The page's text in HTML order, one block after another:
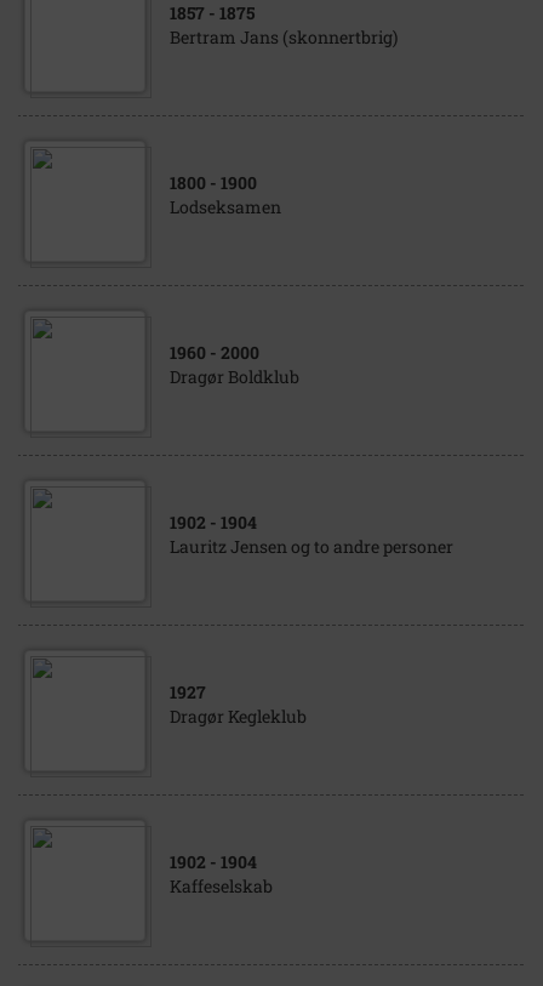
1857 - 1875
Bertram Jans (skonnertbrig)
1800 - 1900
Lodseksamen
1960 - 2000
Dragør Boldklub
1902 - 1904
Lauritz Jensen og to andre personer
1927
Dragør Kegleklub
1902 - 1904
Kaffeselskab